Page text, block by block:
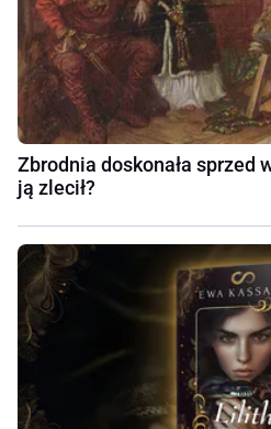
Zbrodnia doskonała sprzed
ją zlecił?